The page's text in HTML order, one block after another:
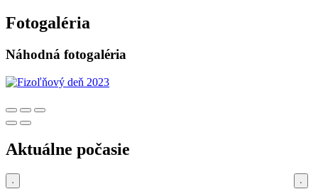
Fotogaléria
Náhodná fotogaléria
Aktuálne počasie